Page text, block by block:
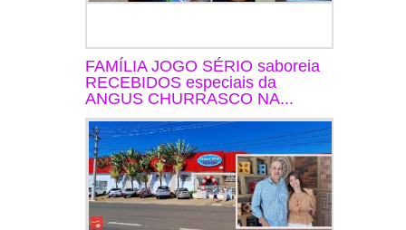
FAMÍLIA JOGO SÉRIO saboreia
RECEBIDOS especiais da
ANGUS CHURRASCO NA...